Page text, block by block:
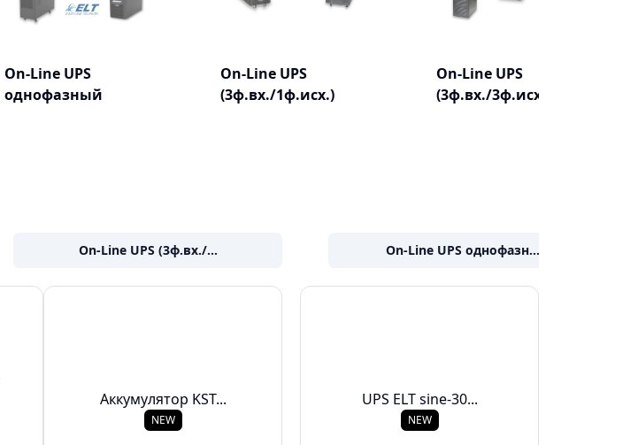
On-Line UPS
однофазный
On-Line UPS
(3ф.вх./1ф.исх.)
On-Line UPS
(3ф.вх./3ф.исх.)
On-Line UPS (3ф.вх./... On-Line UPS однофазн...
Аккумулятор KST...
NEW
UPS ELT sine-30...
NEW